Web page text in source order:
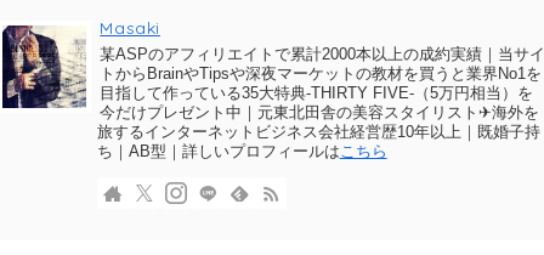
Masaki
某ASPのアフィリエイトで累計2000本以上の成約実績｜当サ
トからBrainやTipsや深夜マーケットの教材を買うと業界No1を
目指して作っている35大特典-THIRTY FIVE-（5万円相当）を
今だけプレゼント中｜元東北田舎の美容スタイリスト✈海外を
旅するインターネットビジネス会社経営歴10年以上｜既婚子持
ち｜AB型｜詳しいプロフィールはこちら